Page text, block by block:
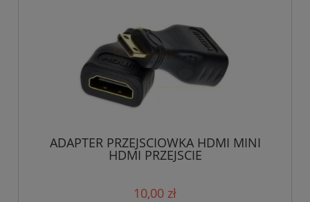
ADAPTER PRZEJSCIOWKA HDMI MINI
HDMI PRZEJSCIE
10,00 zł